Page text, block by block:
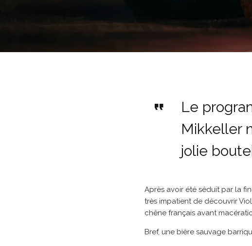
Le
Mikkeller
jolie
Après avoir été séduit par la
très impatient de découvrir
chêne français avant
Bref, une bière sauvage